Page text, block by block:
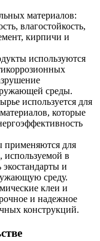
материалов:
влагостойкость,
кирпичи и
используются
среды.
используется для
которые
применяются для
используемой в
экостандарты и
среду.
клеи и
и надежное
конструкций.